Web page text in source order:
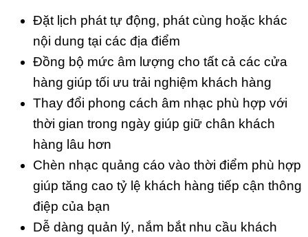
Đặt lịch phát tự động, phát cùng hoặc khác
nội dung tại các địa điểm
Đồng bộ mức âm lượng cho tất cả các cửa
hàng giúp tối ưu trải nghiệm khách hàng
Thay đổi phong cách âm nhạc phù hợp với
thời gian trong ngày giúp giữ chân khách
hàng lâu hơn
Chèn nhạc quảng cáo vào thời điểm phù hợp
giúp tăng cao tỷ lệ khách hàng tiếp cận thông
điệp của bạn
Dễ dàng quản lý, nắm bắt nhu cầu khách